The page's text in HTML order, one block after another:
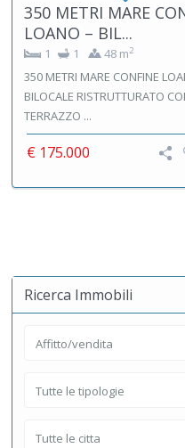
350 METRI MARE
LOANO – BIL...
1 1 48 m2
350 METRI MARE CONFINE
BILOCALE RISTRUTTURATO
TERRAZZO ...
€ 175.000
Ricerca Immobili
Affitto/vendita
Tutte le tipologie
Tutte le citta